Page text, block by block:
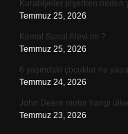
Kurabiyeler pişerken neden
Temmuz 25, 2026
Kemal Sunal Alevi mi ?
Temmuz 25, 2026
6 yaşındaki çocuklar ne
Temmuz 24, 2026
John Deere motor hangi
Temmuz 23, 2026